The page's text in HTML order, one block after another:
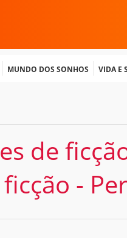
Mundo dos Sonhos Vida e
de
-